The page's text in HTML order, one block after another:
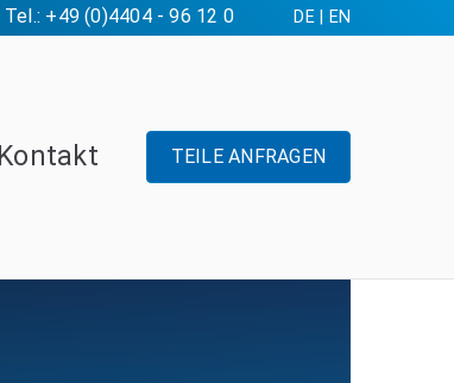
Tel.: +49 (0)4404 - 96 12 0 DE| EN
Kontakt TEILE ANFRAGEN